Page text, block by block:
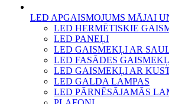
LED APGAISMOJUMS MĀJAI
LED HERMĒTISKIE
LED PANEĻI
LED GAISMEKĻI AR
LED FASĀDES
LED GAISMEKĻI AR
LED GALDA LAMPAS
LED PĀRNĒSĀJAMĀS